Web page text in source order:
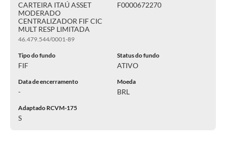
CARTEIRA ITAÚ ASSET
MODERADO
CENTRALIZADOR FIF CIC
MULT RESP LIMITADA
46.479.544/0001-89
F0000672270
Tipo do fundo
FIF
Status do fundo
ATIVO
Data de encerramento
-
Moeda
BRL
Adaptado RCVM-175
S